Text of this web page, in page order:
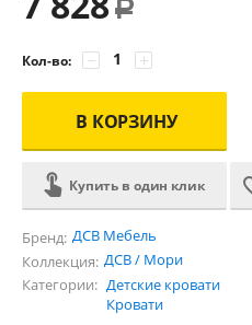
Р
Кол-во: +
−
В КОРЗИНУ
Купить в один клик
Бренд: ДСВ Мебель
Коллекция: ДСВ / Мори
Категории: Детские кровати
Кровати